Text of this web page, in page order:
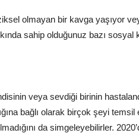
olmayan bir kavga yaşıyor
sahip olduğunuz bazı sosyal
veya sevdiği birinin
bağlı olarak birçok şeyi
da simgeleyebilirler.